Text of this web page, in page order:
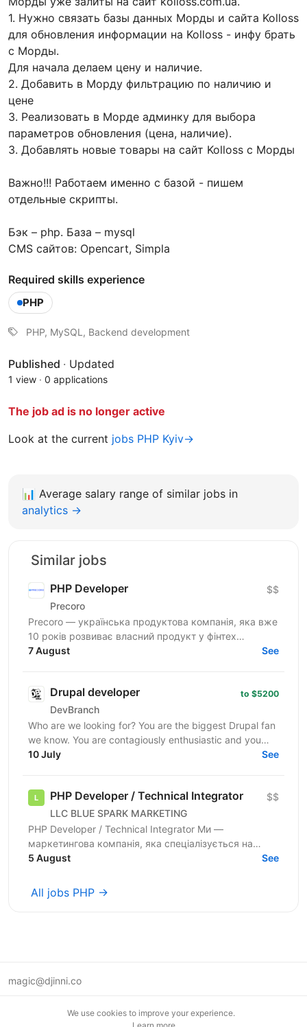
1. Нужно связать базы данных Морды и сайта Kolloss
для обновления информации на Kolloss - инфу брать
с Морды.
Для начала делаем цену и наличие.
2. Добавить в Морду фильтрацию по наличию и
цене
3. Реализовать в Морде админку для выбора
параметров обновления (цена, наличие).
3. Добавлять новые товары на сайт Kolloss с Морды
Важно!!! Работаем именно с базой - пишем
отдельные скрипты.
Бэк – php. База – mysql
CMS сайтов: Opencart, Simpla
Required skills experience
PHP
PHP, MySQL, Backend development
Published · Updated
1 view · 0 applications
The job ad is no longer active
Look at the current jobs PHP Kyiv→
📊 Average salary range of similar jobs in
analytics →
Similar jobs
PHP Developer
Precoro
$$
Precoro — українська продуктова компанія, яка вже
10 років розвиває власний продукт у фінтех
напрямку. Ми допомагаємо компаніям оптимізувати
7 August See
Drupal developer
DevBranch
to $5200
Who are we looking for? You are the biggest Drupal fan
we know. You are contagiously enthusiastic and you
never stop learning. You already have experience...
10 July See
PHP Developer / Technical Integrator
LLC BLUE SPARK MARKETING
$$
PHP Developer / Technical Integrator Ми —
маркетингова компанія, яка спеціалізується на
запуску, масштабуванні та автоматизації рекламних
5 August See
All jobs PHP →
magic@djinni.co
We use cookies to improve your experience.